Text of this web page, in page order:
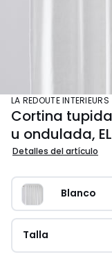
LA REDOUTE INTERIEURS
Cortina
u ondulada,
Detalles del artículo
Blanco
Talla